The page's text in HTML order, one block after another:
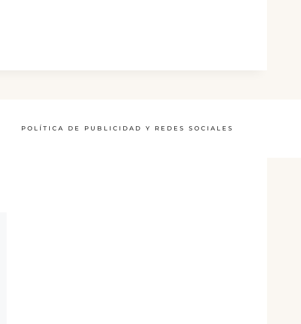
POLÍTICA DE PUBLICIDAD Y REDES SOCIALES